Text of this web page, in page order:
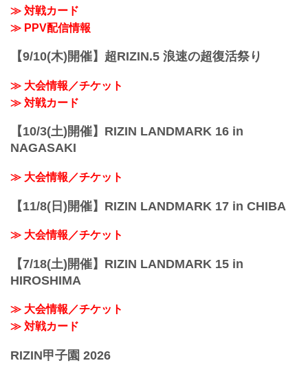
≫ 対戦カード
≫ PPV配信情報
【9/10(木)開催】超RIZIN.5 浪速の超復活祭り
≫ 大会情報／チケット
≫ 対戦カード
【10/3(土)開催】RIZIN LANDMARK 16 in
NAGASAKI
≫ 大会情報／チケット
【11/8(日)開催】RIZIN LANDMARK 17 in CHIBA
≫ 大会情報／チケット
【7/18(土)開催】RIZIN LANDMARK 15 in
HIROSHIMA
≫ 大会情報／チケット
≫ 対戦カード
RIZIN甲子園 2026